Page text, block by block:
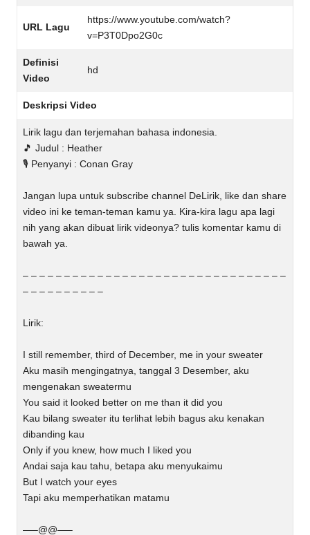
URL Lagu
https://www.youtube.com/watch?
v=P3T0Dpo2G0c
Definisi
Video
hd
Deskripsi Video
Lirik lagu dan terjemahan bahasa indonesia.
🎵 Judul : Heather
🎙️ Penyanyi : Conan Gray
Jangan lupa untuk subscribe channel DeLirik, like dan share
video ini ke teman-teman kamu ya. Kira-kira lagu apa lagi
nih yang akan dibuat lirik videonya? tulis komentar kamu di
bawah ya.
– – – – – – – – – – – – – – – – – – – – – – – – – – – – – – – –
– – – – – – – – – –
Lirik:
I still remember, third of December, me in your sweater
Aku masih mengingatnya, tanggal 3 Desember, aku
mengenakan sweatermu
You said it looked better on me than it did you
Kau bilang sweater itu terlihat lebih bagus aku kenakan
dibanding kau
Only if you knew, how much I liked you
Andai saja kau tahu, betapa aku menyukaimu
But I watch your eyes
Tapi aku memperhatikan matamu
—–@@—–